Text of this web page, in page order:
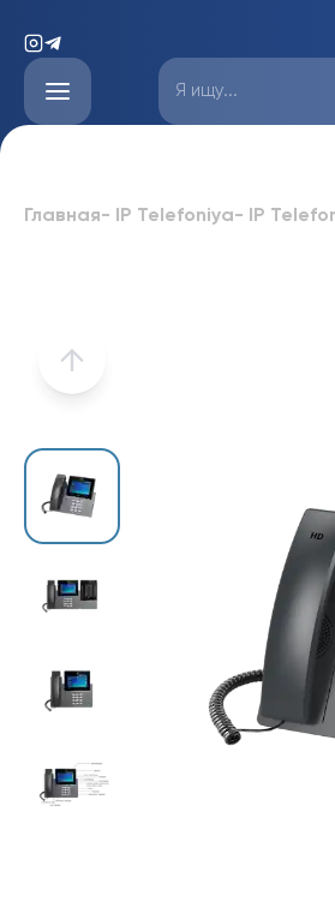
Главная- IP Telefoniya- IP